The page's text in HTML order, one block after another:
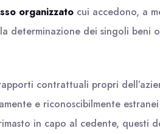
organizzato cui accedono, a
determinazione dei singoli beni
contrattuali propri
e riconoscibilmente
in capo al cedente, questi